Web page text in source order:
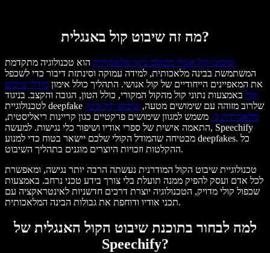
מה זה שיבוט קול באנגלית?
שיבוט קול אנגלי מבוסס בינה מלאכותית הוא טכנולוגיה מתקדמת
המשתמשת בבינה מלאכותית, למידה עמוקה וסינתזת דיבור כדי לשכפל
את המאפיינים הייחודיים של קול אנושי. התהליך כולל אימון מודלי שיבוט
קול באמצעות נתוני קול מהקול המקורי, כולל הטון, הגובה והקצב. בניגוד
לטכנולוגיית deepfake שלרוב מזוהה עם שימושים מטעה, שיבוט קול בינה
מלאכותית ב- משמש למגוון שימושים פרקטיים כגון קריינות ריאליסטית,
התאמה אישית של ספרי אודיו ושיפור כלי נגישות. למעשה, Speechify
מבטיחה שהמודל הקולי שלכם יישאר בטוח כדי למנוע deepfakes. כל
ההקלטות וזכויות היוצרים מוגנים בתהליך השיבוט.
טכנולוגיית שיבוט הקול המודרנית נעשתה הרבה יותר נגישה, ומאפשרת
לכל אדם ועסק להפיק ממנה תועלת בלי צורך בידע טכני נרחב. באמצעות
שכפול קולי מדויק, הטכנולוגיה יוצרת דרכים חדשניות לאינטראקציה עם
תכני אודיו ודוחפת את גבולות הבינה המלאכותית.
למה לבחור בתוכנת שיבוט הקול האנגלית של
Speechify?